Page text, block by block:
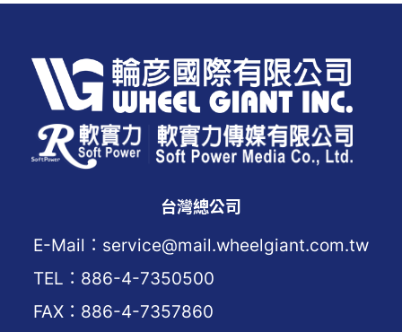
台灣總公司
E-Mail：service@mail.wheelgiant.com.tw
TEL：886-4-7350500
FAX：886-4-7357860